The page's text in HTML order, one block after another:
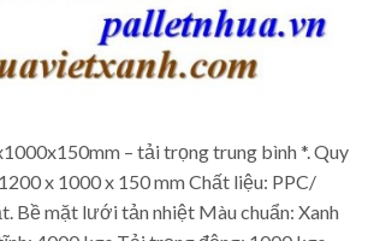
– tải trọng trung bình *. Quy
x 1000 x 150 mm Chất liệu: PPC/
Bề mặt lưới tản nhiệt Màu chuẩn: Xanh